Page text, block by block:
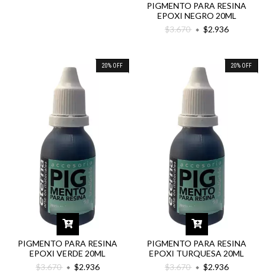
PIGMENTO PARA RESINA
EPOXI NEGRO 20ML
$3.670
$2.936
20% OFF
PIGMENTO PARA RESINA
EPOXI VERDE 20ML
$3.670
$2.936
20% OFF
PIGMENTO PARA RESINA
EPOXI TURQUESA 20ML
$3.670
$2.936